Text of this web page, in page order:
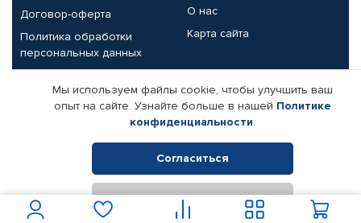
Договор-оферта
Политика обработки
персональных данных
О нас
Карта сайта
Партнерам
Корпоративным клиентам
Поставщикам
Реквизиты компании
© КАМАЗ ЦЕНТР ДОНЕЦК, 2015-2026. Все права защищены.
Интернет-магазин автомобильных товаров Автопрофи.
Мы используем файлы cookie, чтобы улучшить ваш
опыт на сайте. Узнайте больше в нашей Политике
конфиденциальности.
Согласиться
Отклонить